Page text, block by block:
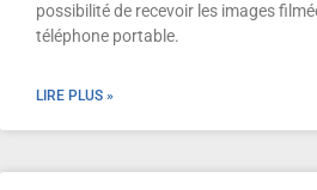
possibilité de recevoir les images
téléphone portable.
LIRE PLUS »